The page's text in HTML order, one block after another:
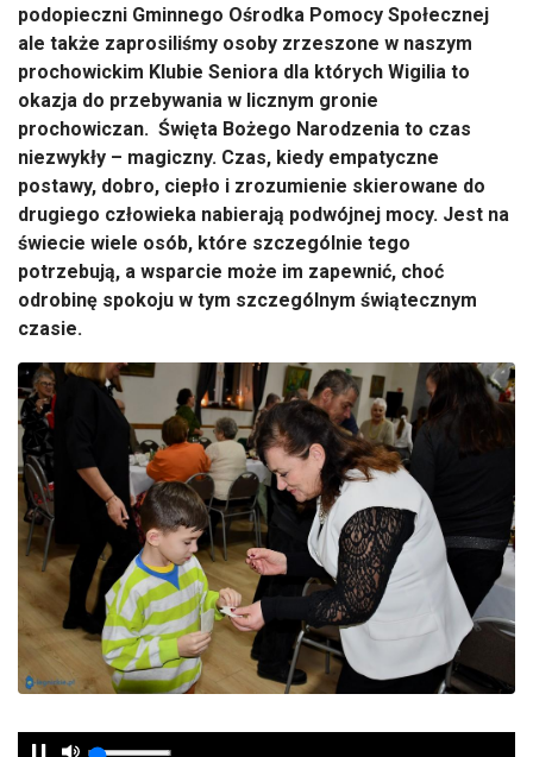
podopieczni Gminnego Ośrodka Pomocy Społecznej
ale także zaprosiliśmy osoby zrzeszone w naszym
prochowickim Klubie Seniora dla których Wigilia to
okazja do przebywania w licznym gronie
prochowiczan. Święta Bożego Narodzenia to czas
niezwykły – magiczny. Czas, kiedy empatyczne
postawy, dobro, ciepło i zrozumienie skierowane do
drugiego człowieka nabierają podwójnej mocy. Jest na
świecie wiele osób, które szczególnie tego
potrzebują, a wsparcie może im zapewnić, choć
odrobinę spokoju w tym szczególnym świątecznym
czasie.